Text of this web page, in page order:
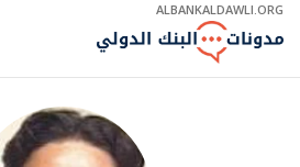
Skip
Main
ALBANKALDAWLI.ORG